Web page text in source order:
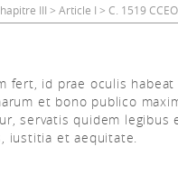
III > Article I > C. 1519
fert, id prae oculis
et bono publico
servatis quidem legibus
iustitia et aequitate.